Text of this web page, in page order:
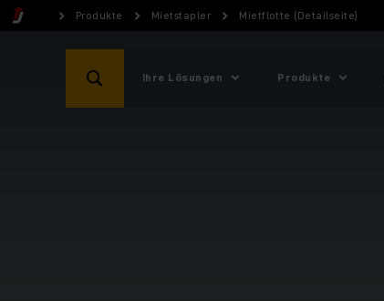
Produkte Mietstapler Mietflotte (Detailseite)
Ihre Lösungen Produkte